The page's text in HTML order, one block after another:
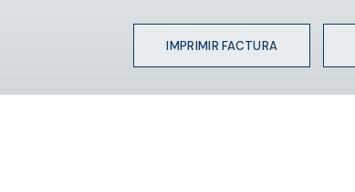
IMPRIMIR FACTURA